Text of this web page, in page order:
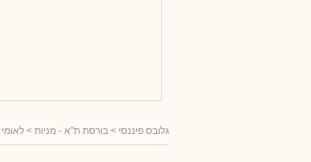
גלובס פיננסי > בורסת ת"א - מניות > לאומי